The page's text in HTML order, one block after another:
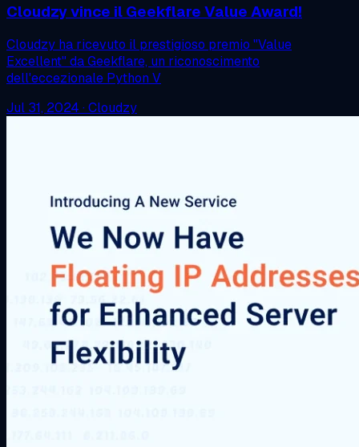
Cloudzy vince il Geekflare Value Award!
Cloudzy ha ricevuto il prestigioso premio "Value
Excellent" da Geekflare, un riconoscimento
dell'eccezionale Python V
Jul 31, 2024 · Cloudzy